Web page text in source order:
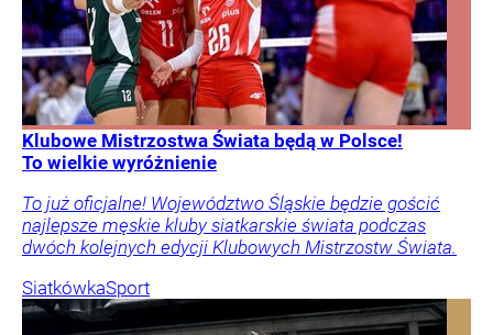
Klubowe Mistrzostwa Świata będą w Polsce!
To wielkie wyróżnienie
To już oficjalne! Województwo Śląskie będzie gościć
najlepsze męskie kluby siatkarskie świata podczas
dwóch kolejnych edycji Klubowych Mistrzostw Świata.
SiatkówkaSport